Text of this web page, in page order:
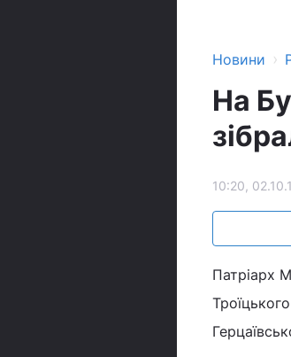
Новини ›
На
10:20,
Патріарх